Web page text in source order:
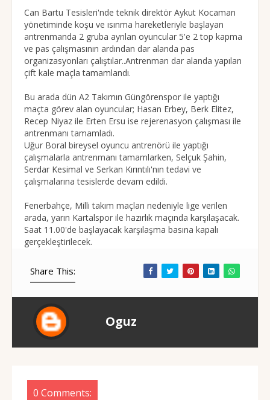
Can Bartu Tesisleri'nde teknik direktör Aykut Kocaman
yönetiminde koşu ve ısınma hareketleriyle başlayan
antrenmanda 2 gruba ayrılan oyuncular 5'e 2 top kapma
ve pas çalışmasının ardından dar alanda pas
organizasyonları çalıştılar..Antrenman dar alanda yapılan
çift kale maçla tamamlandı.
Bu arada dün A2 Takımın Güngörenspor ile yaptığı
maçta görev alan oyuncular; Hasan Erbey, Berk Elitez,
Recep Niyaz ile Erten Ersu ise rejerenasyon çalışması ile
antrenmanı tamamladı.
Uğur Boral bireysel oyuncu antrenörü ile yaptığı
çalışmalarla antrenmanı tamamlarken, Selçuk Şahin,
Serdar Kesimal ve Serkan Kırıntılı'nın tedavi ve
çalışmalarına tesislerde devam edildi.
Fenerbahçe, Milli takım maçları nedeniyle lige verilen
arada, yarın Kartalspor ile hazırlık maçında karşılaşacak.
Saat 11.00'de başlayacak karşılaşma basına kapalı
gerçekleştirilecek.
Share This:
Oguz
0 Comments: